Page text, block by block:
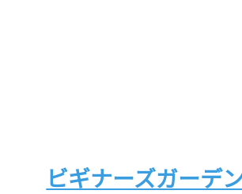
ビギナーズガーデ